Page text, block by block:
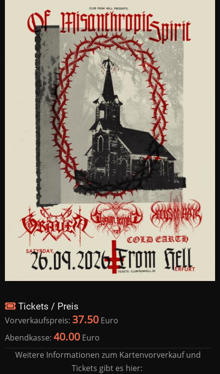
Tickets / Preis
Vorverkaufspreis: 37.50 Euro
Abendkasse: 40.00 Euro
Weitere Informationen zum Kartenvorverkauf und
Tickets gibt es hier: